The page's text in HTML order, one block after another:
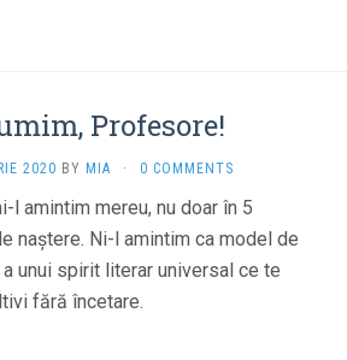
Profesore!
2020 BY MIA · 0 COMMENTS
l amintim mereu, nu doar în 5
naştere. Ni-l amintim ca model de
unui spirit literar universal ce te
fără încetare.